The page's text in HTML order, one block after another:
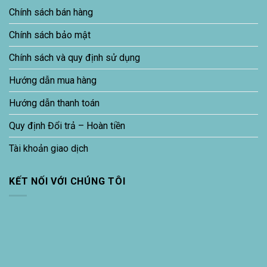
Chính sách bán hàng
Chính sách bảo mật
Chính sách và quy định sử dụng
Hướng dẫn mua hàng
Hướng dẫn thanh toán
Quy định Đổi trả – Hoàn tiền
Tài khoản giao dịch
KẾT NỐI VỚI CHÚNG TÔI